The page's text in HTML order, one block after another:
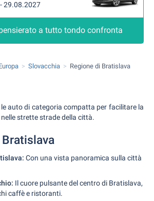
29.08.2027
a tutto tondo confronta
Slovacchia Regione di Bratislava
auto di categoria compatta per facilitare la
strette strade della città.
Con una vista panoramica sulla città
Il cuore pulsante del centro di Bratislava,
caffè e ristoranti.